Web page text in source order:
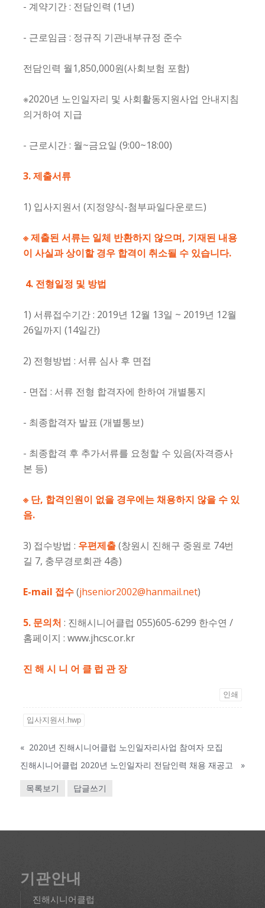
- 계약기간 : 전담인력 (1년)
- 근로임금 : 정규직 기관내부규정 준수
전담인력 월1,850,000원(사회보험 포함)
※2020년 노인일자리 및 사회활동지원사업 안내지침
의거하여 지급
- 근로시간 : 월~금요일 (9:00~18:00)
3. 제출서류
1) 입사지원서 (지정양식-첨부파일다운로드)
※제출된 서류는 일체 반환하지 않으며, 기재된 내용
이 사실과 상이할 경우 합격이 취소될 수 있습니다.
4. 전형일정 및 방법
1) 서류접수기간 : 2019년 12월 13일 ~ 2019년 12월
26일까지 (14일간)
2) 전형방법 : 서류 심사 후 면접
- 면접 : 서류 전형 합격자에 한하여 개별통지
- 최종합격자 발표 (개별통보)
- 최종합격 후 추가서류를 요청할 수 있음(자격증사
본 등)
※ 단, 합격인원이 없을 경우에는 채용하지 않을 수 있
음.
3) 접수방법 : 우편제출(창원시 진해구 중원로 74번
길 7, 충무경로회관 4층)
E-mail 접수(jhsenior2002@hanmail.net)
5. 문의처 : 진해시니어클럽 055)605-6299 한수연 /
홈페이지 : www.jhcsc.or.kr
진 해 시 니 어 클 럽 관 장
인쇄
입사지원서.hwp
« 2020년 진해시니어클럽 노인일자리사업 참여자 모집
진해시니어클럽 2020년 노인일자리 전담인력 채용 재공고
»
목록보기 답글쓰기
기관안내
진해시니어클럽